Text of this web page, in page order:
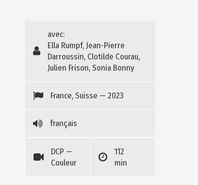
avec:
Ella Rumpf, Jean-Pierre
Darroussin, Clotilde Courau,
Julien Frison, Sonia Bonny
France, Suisse — 2023
français
DCP —
Couleur
112
min